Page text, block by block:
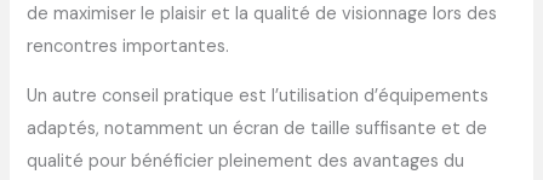
de maximiser le plaisir et la qualité de visionnage lors des
rencontres importantes.
Un autre conseil pratique est l’utilisation d’équipements
adaptés, notamment un écran de taille suffisante et de
qualité pour bénéficier pleinement des avantages du